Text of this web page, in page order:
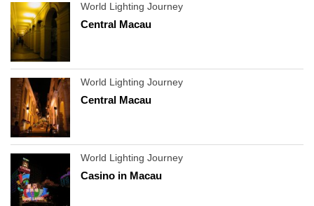
World Lighting Journey
Central Macau
World Lighting Journey
Central Macau
World Lighting Journey
Casino in Macau